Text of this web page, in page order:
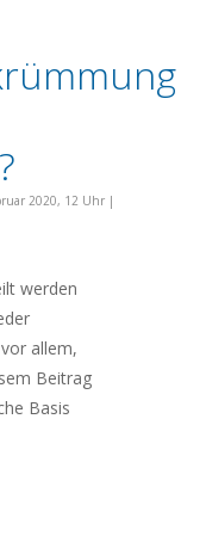
2020, 12 Uhr |
werden
allem,
Beitrag
Basis